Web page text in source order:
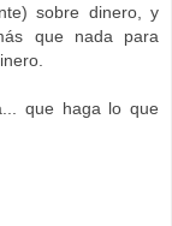
sobre dinero, y
que nada para
que haga lo que